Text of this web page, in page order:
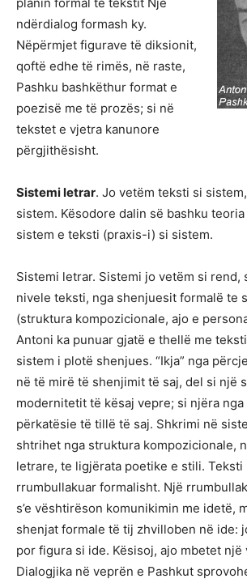
ndërdialog formash ky.
Nëpërmjet figurave të diksionit,
qoftë edhe të rimës, në raste,
Pashku bashkëthur format e
poezisë me të prozës; si në
tekstet e vjetra kanunore
përgjithësisht.
Sistemi letrar. Jo vetëm teksti si
sistem. Kësodore dalin së bashku
sistem e teksti (praxis-i) si sistem.
Sistemi letrar. Sistemi jo vetëm si rend,
nivele teksti, nga shenjuesit formalë te
(struktura kompozicionale, ajo e
Antoni ka punuar gjatë e thellë me
sistem i plotë shenjues. “Ikja” nga
në të mirë të shenjimit të saj, del si një
modernitetit të kësaj vepre; si njëra
përkatësie të tillë të saj. Shkrimi në
shtrihet nga struktura kompozicionale,
letrare, te ligjërata poetike e stili.
rrumbullakuar formalisht. Një
s’e vështirëson komunikimin me idetë,
shenjat formale të tij zhvilloben në ide:
por figura si ide. Kësisoj, ajo mbetet një
Dialogjika në veprën e Pashkut